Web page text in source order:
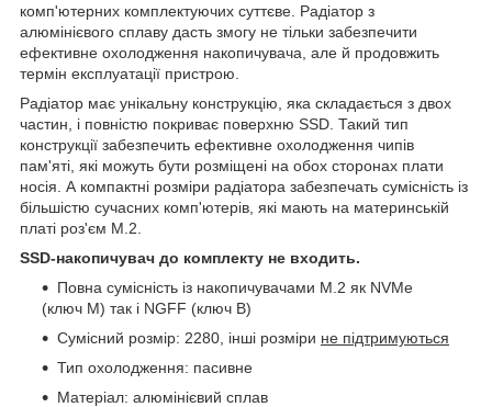
комп'ютерних комплектуючих суттєве. Радіатор з
алюмінієвого сплаву дасть змогу не тільки забезпечити
ефективне охолодження накопичувача, але й продовжить
термін експлуатації пристрою.
Радіатор має унікальну конструкцію, яка складається з двох
частин, і повністю покриває поверхню SSD. Такий тип
конструкції забезпечить ефективне охолодження чипів
пам'яті, які можуть бути розміщені на обох сторонах плати
носія. А компактні розміри радіатора забезпечать сумісність із
більшістю сучасних комп'ютерів, які мають на материнській
платі роз'єм M.2.
SSD-накопичувач до комплекту не входить.
Повна сумісність із накопичувачами M.2 як NVMe
(ключ M) так і NGFF (ключ B)
Сумісний розмір: 2280, інші розміри не підтримуються
Тип охолодження: пасивне
Матеріал: алюмінієвий сплав